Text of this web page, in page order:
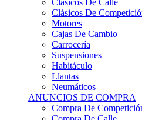
Motores
Cajas De Cambio
Carrocería
Suspensiones
Habitáculo
Llantas
Neumáticos
ANUNCIOS DE COMPRA
Compra De Competición
Compra De Calle
Compra De Piezas